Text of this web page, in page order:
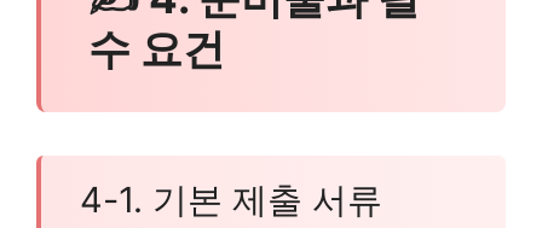
수 요건
4-1. 기본 제출 서류